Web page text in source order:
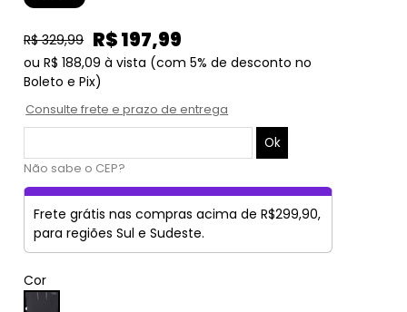
R$ 329,99 R$ 197,99
ou R$ 188,09 à vista (com 5% de desconto no
Boleto e Pix)
Consulte frete e prazo de entrega
Não sabe o CEP?
Frete grátis nas compras acima de R$299,90,
para regiões Sul e Sudeste.
Cor